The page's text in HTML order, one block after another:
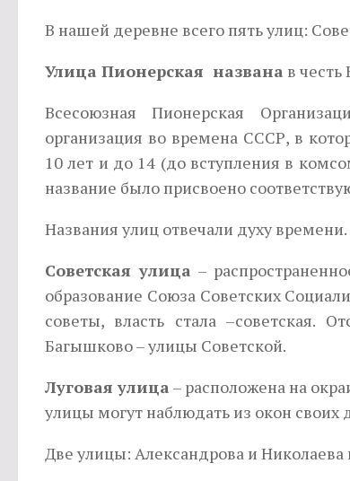
В нашей деревне всего пять улиц:
Улица Пионерская названа в
Всесоюзная Пионерская
организация во времена СССР, в
10 лет и до 14 (до вступления в
название было присвоено
Названия улиц отвечали духу времени.
Советская улица –
образование Союза Советских
советы, власть стала
Багышково – улицы Советской.
Луговая улица – расположена на
улицы могут наблюдать из окон своих
Две улицы: Александрова и Николаева